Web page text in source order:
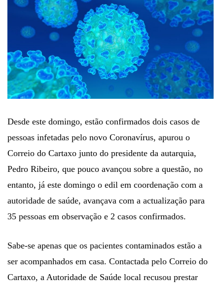
Desde este domingo, estão confirmados dois casos de
pessoas infetadas pelo novo Coronavírus, apurou o
Correio do Cartaxo junto do presidente da autarquia,
Pedro Ribeiro, que pouco avançou sobre a questão, no
entanto, já este domingo o edil em coordenação com a
autoridade de saúde, avançava com a actualização para
35 pessoas em observação e 2 casos confirmados.
Sabe-se apenas que os pacientes contaminados estão a
ser acompanhados em casa. Contactada pelo Correio do
Cartaxo, a Autoridade de Saúde local recusou prestar